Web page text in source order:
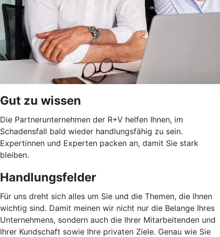
Gut zu wissen
Die Partnerunternehmen der R+V helfen Ihnen, im
Schadensfall bald wieder handlungsfähig zu sein.
Expertinnen und Experten packen an, damit Sie stark
bleiben.
Handlungsfelder
Für uns dreht sich alles um Sie und die Themen, die Ihnen
wichtig sind. Damit meinen wir nicht nur die Belange Ihres
Unternehmens, sondern auch die Ihrer Mitarbeitenden und
Ihrer Kundschaft sowie Ihre privaten Ziele. Genau wie Sie